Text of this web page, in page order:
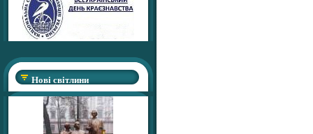
Нові світлини